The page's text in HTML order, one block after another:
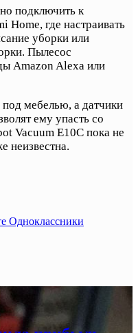
подключить к
где настраивать
уборки или
Пылесос
Amazon Alexa или
мебелью, а датчики
ему упасть со
Vacuum E10C пока не
неизвестна.
Одноклассники